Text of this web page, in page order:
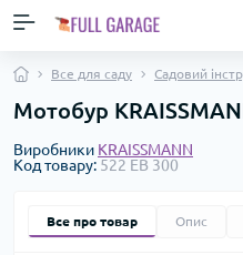
Все для саду Садовий
Мотобур
Виробники KRAISSMANN
Код товару: 522 ЕВ 300
Все про товар Опис